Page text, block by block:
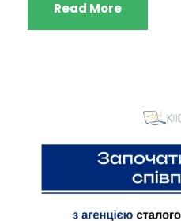
Read More